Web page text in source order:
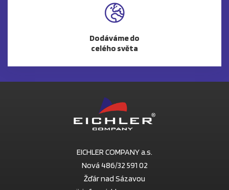
Dodáváme do
celého světa
EICHLER COMPANY a.s.
Nová 486/32 591 02
Žďár nad Sázavou